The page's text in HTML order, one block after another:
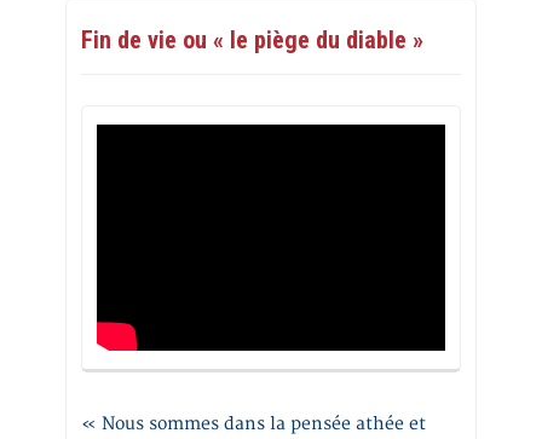
Fin de vie ou « le piège du diable »
« Nous sommes dans la pensée athée et